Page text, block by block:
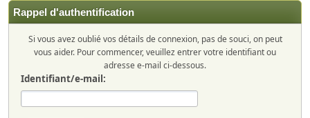
Rappel d'authentification
Si vous avez oublié vos détails de connexion, pas de souci, on peut
vous aider. Pour commencer, veuillez entrer votre identifiant ou
adresse e-mail ci-dessous.
Identifiant/e-mail: